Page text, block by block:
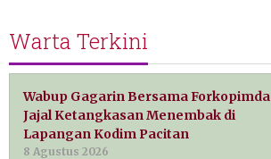
Warta Terkini
Wabup Gagarin Bersama Forkopimda
Jajal Ketangkasan Menembak di
Lapangan Kodim Pacitan
8 Agustus 2026